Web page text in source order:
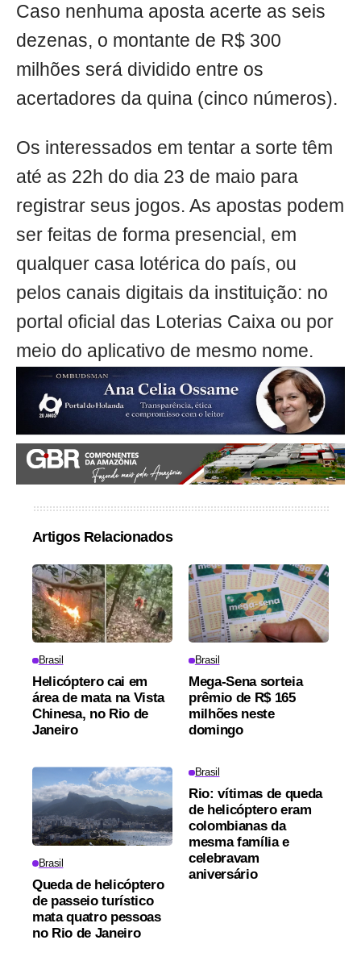
Caso nenhuma aposta acerte as seis
dezenas, o montante de R$ 300
milhões será dividido entre os
acertadores da quina (cinco números).
Os interessados em tentar a sorte têm
até as 22h do dia 23 de maio para
registrar seus jogos. As apostas podem
ser feitas de forma presencial, em
qualquer casa lotérica do país, ou
pelos canais digitais da instituição: no
portal oficial das Loterias Caixa ou por
meio do aplicativo de mesmo nome.
Artigos Relacionados
Brasil
Helicóptero cai em
área de mata na Vista
Chinesa, no Rio de
Janeiro
Brasil
Mega-Sena sorteia
prêmio de R$ 165
milhões neste
domingo
Brasil
Queda de helicóptero
de passeio turístico
mata quatro pessoas
no Rio de Janeiro
Brasil
Rio: vítimas de queda
de helicóptero eram
colombianas da
mesma família e
celebravam
aniversário